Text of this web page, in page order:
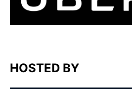
HOSTED BY